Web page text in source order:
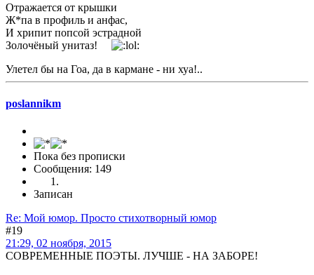
Отражается от крышки
Ж*па в профиль и анфас,
И хрипит попсой эстрадной
Золочёный унитаз!
Улетел бы на Гоа, да в кармане - ни хуа!..
poslannikm
Пока без прописки
Сообщения: 149
Записан
Re: Мой юмор. Просто стихотворный юмор
#19
21:29, 02 ноября, 2015
СОВРЕМЕННЫЕ ПОЭТЫ. ЛУЧШЕ - НА ЗАБОРЕ!